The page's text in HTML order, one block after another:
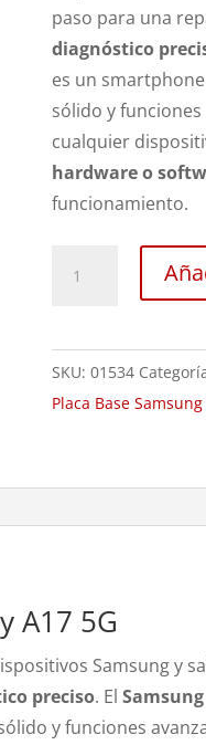
paso para una
diagnóstico
es un
sólido y
cualquier
hardware o
funcionamiento.
A17
5G
cantidad
SKU:01534
Placa Base Samsung
A17 5G
Samsung y
preciso. El
y funciones